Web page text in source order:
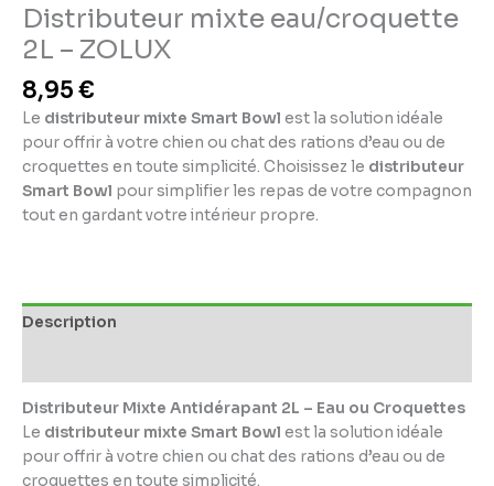
Distributeur mixte eau/croquette
2L – ZOLUX
8,95€
Le distributeur mixte Smart Bowl est la solution idéale
pour offrir à votre chien ou chat des rations d’eau ou de
croquettes en toute simplicité. Choisissez le distributeur
Smart Bowl pour simplifier les repas de votre compagnon
tout en gardant votre intérieur propre.
Description
Distributeur Mixte Antidérapant 2L – Eau ou Croquettes
Le distributeur mixte Smart Bowl est la solution idéale
pour offrir à votre chien ou chat des rations d’eau ou de
croquettes en toute simplicité.